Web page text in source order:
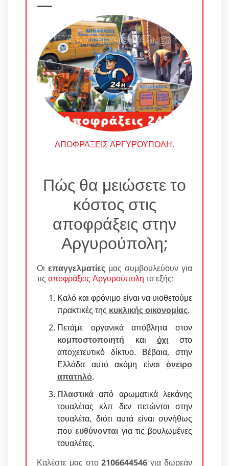
ΑΠΟΦΡΑΞΕΙΣ ΑΡΓΥΡΟΥΠΟΛΗ.
Πώς θα μειώσετε το
κόστος στις
αποφράξεις στην
Αργυρούπολη;
Οι επαγγελματίες μας συμβουλεύουν για
τις αποφράξεις Αργυρούπολη τα εξής:
Καλό και φρόνιμο είναι να υιοθετούμε
πρακτικές της κυκλικής οικονομίας.
Πετάμε οργανικά απόβλητα στον
κομποστοποιητή καιόχι στο
αποχετευτικό δίκτυο. Βέβαια, στην
Ελλάδα αυτό ακόμη είναι όνειρο
απατηλό.
Πλαστικά από αρωματικά λεκάνης
τουαλέτας κλπ δεν πετώνται στην
τουαλέτα, διότι αυτά είναι συνήθως
πουευθύνονται για τις βουλωμένες
τουαλέτες.
Καλέστε μας στο2106644546 για δωρεάν